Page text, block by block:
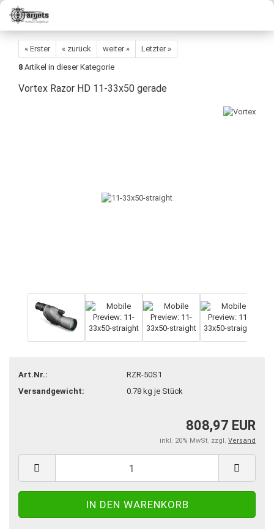
« Erster « zurück weiter »
Letzter »
8 Artikel in dieser Kategorie
Vortex Razor HD 11-33x50 gerade
Art.Nr.:
RZR-50S1
Versandgewicht:
0.78kg je Stück
808,97 EUR
inkl. 20% MwSt. zzgl. Versand